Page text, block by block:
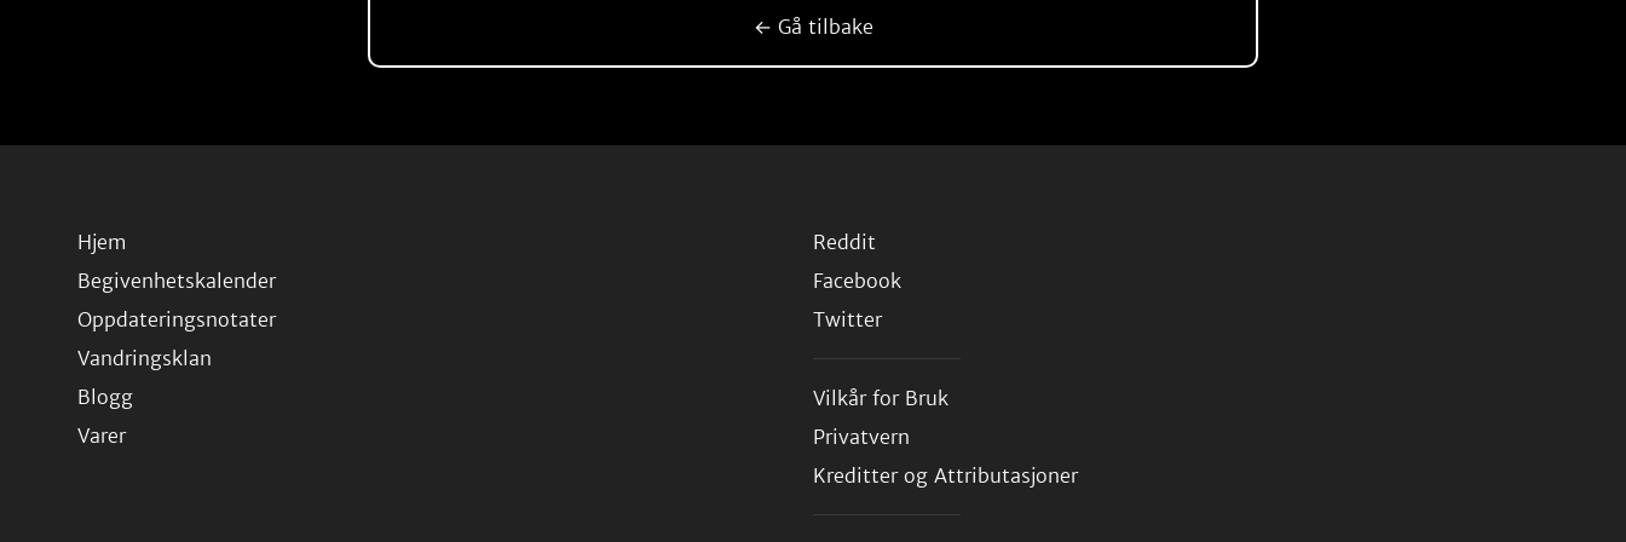
← Gå tilbake
Hjem
Begivenhetskalender
Oppdateringsnotater
Vandringsklan
Blogg
Varer
Reddit
Facebook
Twitter
Vilkår for Bruk
Privatvern
Kreditter og Attributasjoner